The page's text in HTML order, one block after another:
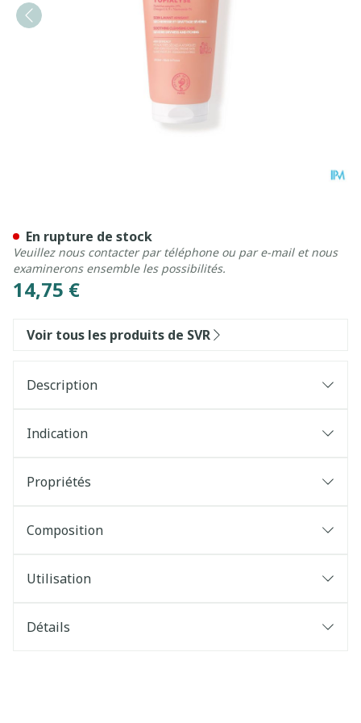
14,75 €
En rupture de stock
Veuillez nous contacter par téléphone ou par e-mail et nous
examinerons ensemble les possibilités.
Voir tous les produits de SVR
Description
Indication
Propriétés
Composition
Utilisation
Détails